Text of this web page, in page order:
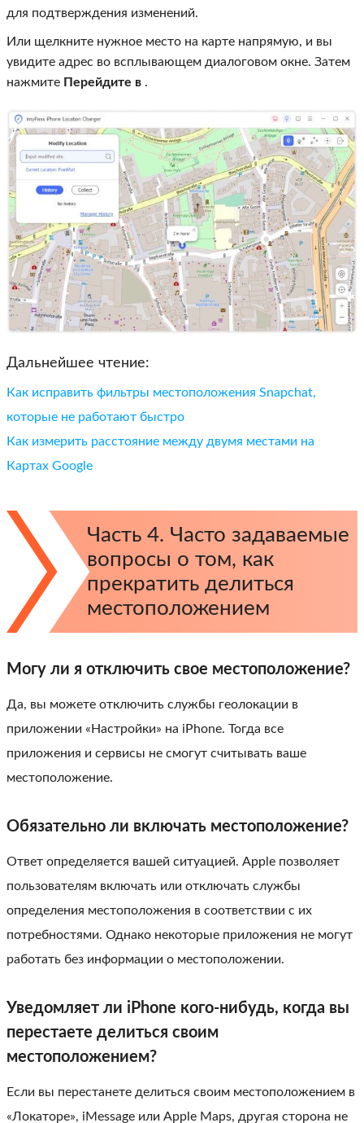
для подтверждения изменений.
Или щелкните нужное место на карте напрямую, и вы
увидите адрес во всплывающем диалоговом окне. Затем
нажмите Перейдите в .
Дальнейшее чтение:
Как исправить фильтры местоположения Snapchat,
которые не работают быстро
Как измерить расстояние между двумя местами на
Картах Google
Часть 4. Часто задаваемые
вопросы о том, как
прекратить делиться
местоположением
Могу ли я отключить свое местоположение?
Да, вы можете отключить службы геолокации в
приложении «Настройки» на iPhone. Тогда все
приложения и сервисы не смогут считывать ваше
местоположение.
Обязательно ли включать местоположение?
Ответ определяется вашей ситуацией. Apple позволяет
пользователям включать или отключать службы
определения местоположения в соответствии с их
потребностями. Однако некоторые приложения не могут
работать без информации о местоположении.
Уведомляет ли iPhone кого-нибудь, когда вы
перестаете делиться своим
местоположением?
Если вы перестанете делиться своим местоположением в
«Локаторе», iMessage или Apple Maps, другая сторона не